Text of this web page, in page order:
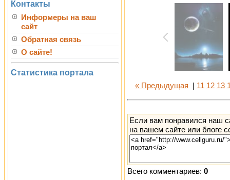
Контакты
Информеры на ваш
сайт
Обратная связь
О сайте!
Статистика портала
« Предыдущая 11 12 13
Если вам понравился наш
на вашем сайте или блоге
Всего комментариев: 0